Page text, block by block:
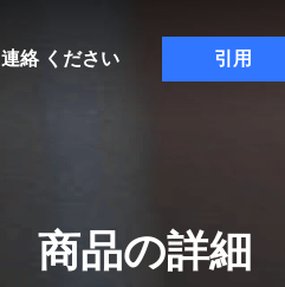
連絡 ください 引用
商品の詳細